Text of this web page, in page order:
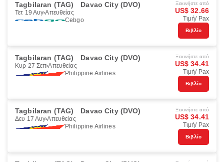
Tagbilaran (TAG) Davao City (DVO)
Τετ 19 Αυγ Απευθείας
Cebgo
Ξεκινήστε από
US$ 32.66
Τιμή/ Pax
Βιβλίο
Tagbilaran (TAG) Davao City (DVO)
Κυρ 27 Σεπ Απευθείας
Philippine Airlines
Ξεκινήστε από
US$ 34.41
Τιμή/ Pax
Βιβλίο
Tagbilaran (TAG) Davao City (DVO)
Δευ 17 Αυγ Απευθείας
Philippine Airlines
Ξεκινήστε από
US$ 34.41
Τιμή/ Pax
Βιβλίο